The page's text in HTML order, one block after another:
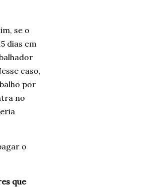
se o
dias em
caso,
por
no
o
que